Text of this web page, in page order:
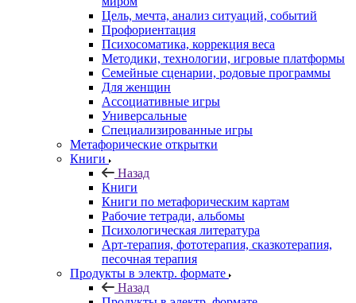
Цель, мечта, анализ ситуаций, событий
Профориентация
Психосоматика, коррекция веса
Методики, технологии, игровые платформы
Семейные сценарии, родовые программы
Для женщин
Ассоциативные игры
Универсальные
Специализированные игры
Метафорические открытки
Книги
Назад
Книги
Книги по метафорическим картам
Рабочие тетради, альбомы
Психологическая литература
Арт-терапия, фототерапия, сказкотерапия,
песочная терапия
Продукты в электр. формате
Назад